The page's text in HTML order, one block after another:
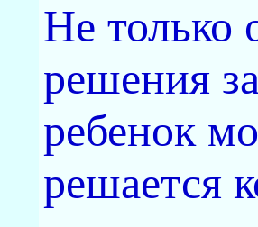
Не только
решения
ребенок
решается